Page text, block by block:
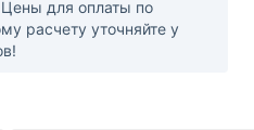
Цены для оплаты по
расчету уточняйте у